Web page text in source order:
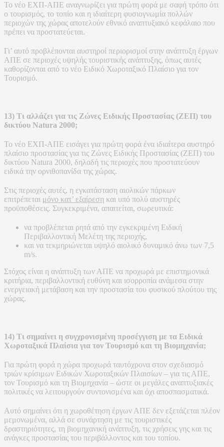
Το νέο ΕΧΠ-ΑΠΕ αναγνωρίζει για πρώτη φορά με σαφή τρόπο ότι
ο τουρισμός, το τοπίο και η ιδιαίτερη φυσιογνωμία πολλών
περιοχών της χώρας αποτελούν εθνικό αναπτυξιακό κεφάλαιο που
πρέπει να προστατεύεται.
Γι’ αυτό προβλέπονται αυστηροί περιορισμοί στην ανάπτυξη έργων
ΑΠΕ σε περιοχές υψηλής τουριστικής ανάπτυξης, όπως αυτές
καθορίζονται από το νέο Ειδικό Χωροταξικό Πλαίσιο για τον
Τουρισμό.
13) Τι αλλάζει για τις Ζώνες Ειδικής Προστασίας (ΖΕΠ) του
δικτύου Natura 2000;
Το νέο ΕΧΠ-ΑΠΕ εισάγει για πρώτη φορά ένα ιδιαίτερα αυστηρό
πλαίσιο προστασίας για τις Ζώνες Ειδικής Προστασίας (ΖΕΠ) του
δικτύου Natura 2000, δηλαδή τις περιοχές που προστατεύουν
ειδικά την ορνιθοπανίδα της χώρας.
Στις περιοχές αυτές, η εγκατάσταση αιολικών πάρκων
επιτρέπεται μόνο κατ’ εξαίρεση και υπό πολύ αυστηρές
προϋποθέσεις. Συγκεκριμένα, απαιτείται, σωρευτικά:
να προβλέπεται ρητά από την εγκεκριμένη Ειδική
Περιβαλλοντική Μελέτη της περιοχής,
και να τεκμηριώνεται υψηλό αιολικό δυναμικό άνω των 7,5
m/s.
Στόχος είναι η ανάπτυξη των ΑΠΕ να προχωρά με επιστημονικά
κριτήρια, περιβαλλοντική ευθύνη και ισορροπία ανάμεσα στην
ενεργειακή μετάβαση και την προστασία του φυσικού πλούτου της
χώρας.
14) Τι σημαίνει η συγχρονισμένη προσέγγιση με τα Ειδικά
Χωροταξικά Πλαίσια για τον Τουρισμό και τη Βιομηχανία;
Για πρώτη φορά η χώρα προχωρά ταυτόχρονα στον σχεδιασμό
τριών κρίσιμων Ειδικών Χωροταξικών Πλαισίων – για τις ΑΠΕ,
τον Τουρισμό και τη Βιομηχανία – ώστε οι μεγάλες αναπτυξιακές
πολιτικές να λειτουργούν συντονισμένα και όχι αποσπασματικά.
Αυτό σημαίνει ότι η χωροθέτηση έργων ΑΠΕ δεν εξετάζεται πλέον
μεμονωμένα, αλλά σε συνάρτηση με τις τουριστικές
δραστηριότητες, τη βιομηχανική ανάπτυξη, τις χρήσεις γης και τις
ανάγκες προστασίας του περιβάλλοντος και του τοπίου.